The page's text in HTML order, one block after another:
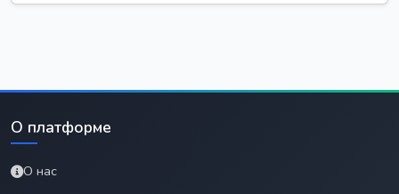
О платформе
О нас